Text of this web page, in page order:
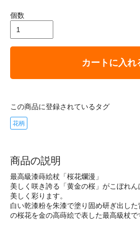
個数
カートに入れ
この商品に登録されているタグ
花柄
商品の説明
最高級漆蒔絵杖「桜花爛漫」
美しく咲き誇る「黄金の桜」がこぼれ
美しく彩ります。
白い乾漆粉を朱漆で塗り固め研ぎ出し
の桜花を金の高蒔絵で表した最高級杖で